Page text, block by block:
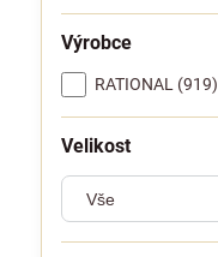
Výrobce
RATIONAL (919)
Velikost